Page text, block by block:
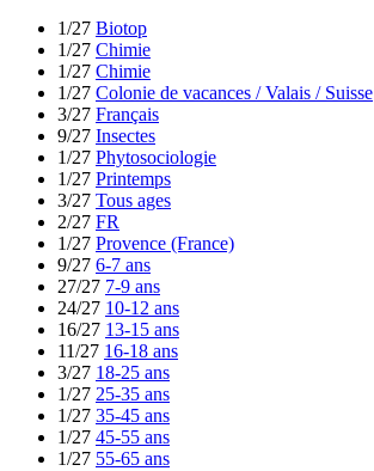
1/27 Biotop
1/27 Chimie
1/27 Chimie
1/27 Colonie de vacances / Valais / Suisse
3/27 Français
9/27 Insectes
1/27 Phytosociologie
1/27 Printemps
3/27 Tous ages
2/27 FR
1/27 Provence (France)
9/27 6-7 ans
27/27 7-9 ans
24/27 10-12 ans
16/27 13-15 ans
11/27 16-18 ans
3/27 18-25 ans
1/27 25-35 ans
1/27 35-45 ans
1/27 45-55 ans
1/27 55-65 ans